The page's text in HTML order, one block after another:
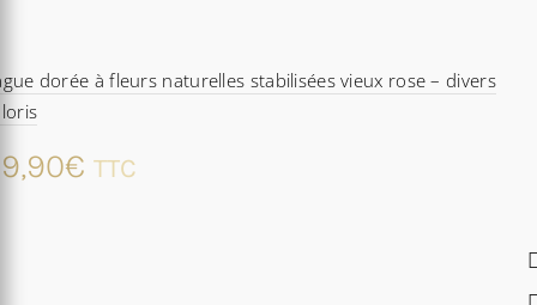
dorée à fleurs naturelles stabilisées vieux rose – divers
€ TTC